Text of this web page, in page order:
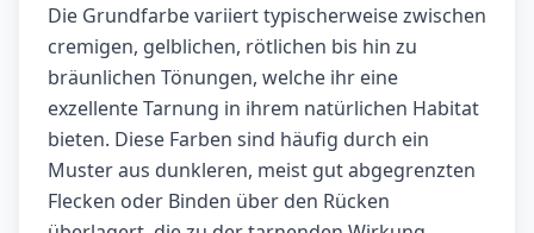
Die Grundfarbe variiert typischerweise zwischen
cremigen, gelblichen, rötlichen bis hin zu
bräunlichen Tönungen, welche ihr eine
exzellente Tarnung in ihrem natürlichen Habitat
bieten. Diese Farben sind häufig durch ein
Muster aus dunkleren, meist gut abgegrenzten
Flecken oder Binden über den Rücken